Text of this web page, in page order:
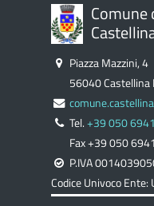
Comune
Piazza Mazzini, 4
56040 Castellina
Tel.+39 050
Fax +39 050
P.IVA
Codice Univoco Ente: